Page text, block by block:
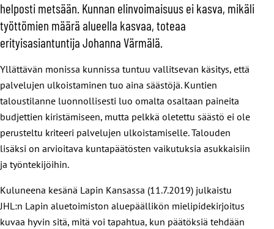
helposti metsään. Kunnan elinvoimaisuus ei kasva, mikäli
työttömien määrä alueella kasvaa, toteaa
erityisasiantuntija Johanna Värmälä.
Yllättävän monissa kunnissa tuntuu vallitsevan käsitys, että
palvelujen ulkoistaminen tuo aina säästöjä. Kuntien
taloustilanne luonnollisesti luo omalta osaltaan paineita
budjettien kiristämiseen, mutta pelkkä oletettu säästö ei ole
perusteltu kriteeri palvelujen ulkoistamiselle. Talouden
lisäksi on arvioitava kuntapäätösten vaikutuksia asukkaisiin
ja työntekijöihin.
Kuluneena kesänä Lapin Kansassa (11.7.2019) julkaistu
JHL:n Lapin aluetoimiston aluepäällikön mielipidekirjoitus
kuvaa hyvin sitä, mitä voi tapahtua, kun päätöksiä tehdään